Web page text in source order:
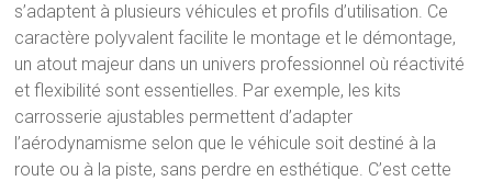
s’adaptent à plusieurs véhicules et profils d’utilisation. Ce
caractère polyvalent facilite le montage et le démontage,
un atout majeur dans un univers professionnel où réactivité
et flexibilité sont essentielles. Par exemple, les kits
carrosserie ajustables permettent d’adapter
l’aérodynamisme selon que le véhicule soit destiné à la
route ou à la piste, sans perdre en esthétique. C’est cette